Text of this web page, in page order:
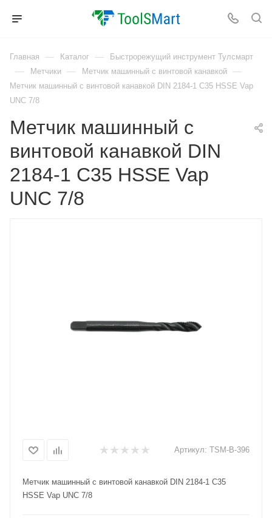
Главная — Каталог — Быстрорежущий инструмент Тулсмарт
— Метчики — Метчик машинный с винтовой канавкой —
Метчик машинный с винтовой канавкой DIN 2184-1 C35 HSSE Vap
UNC 7/8
Метчик машинный с
винтовой канавкой DIN
2184-1 C35 HSSE Vap
UNC 7/8
Артикул: TSM-B-396
Метчик машинный с винтовой канавкой DIN 2184-1 C35
HSSE Vap UNC 7/8